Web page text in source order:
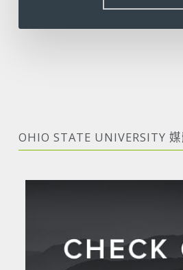
OHIO STATE UNIVERSITY